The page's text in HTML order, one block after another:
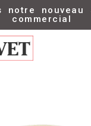
notre
commercial